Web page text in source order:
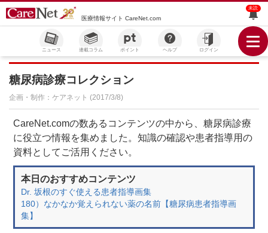
医療情報サイト CareNet.com
未読
ニュース 連載コラム ポイント ヘルプ ログイン
糖尿病診療コレクション
企画・制作：ケアネット (2017/3/8)
CareNet.comの数あるコンテンツの中から、糖尿病診療
に役立つ情報を集めました。知識の確認や患者指導用の
資料としてご活用ください。
本日のおすすめコンテンツ
Dr. 坂根のすぐ使える患者指導画集
180）なかなか覚えられない薬の名前【糖尿病患者指導画
集】